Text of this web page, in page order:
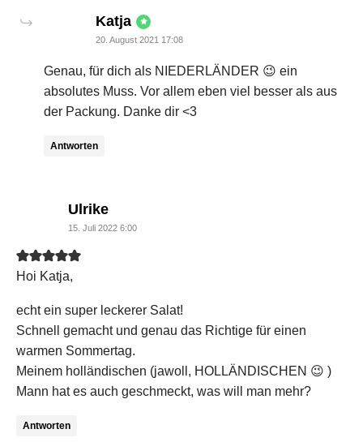
Katja says:
20. August 2021 17:08
Genau, für dich als NIEDERLÄNDER 😉 ein
absolutes Muss. Vor allem eben viel besser als aus
der Packung. Danke dir <3
Antworten
Ulrikesays:
15. Juli 2022 6:00
Hoi Katja,
echt ein super leckerer Salat!
Schnell gemacht und genau das Richtige für einen
warmen Sommertag.
Meinem holländischen (jawoll, HOLLÄNDISCHEN 😉 )
Mann hat es auch geschmeckt, was will man mehr?
Antworten